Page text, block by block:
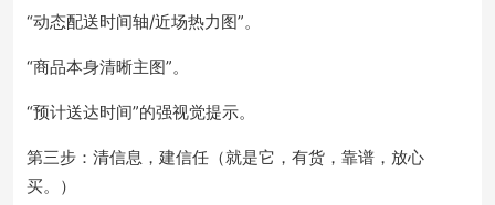
“动态配送时间轴/近场热力图”。
“商品本身清晰主图”。
“预计送达时间”的强视觉提示。
第三步：清信息，建信任（就是它，有货，靠谱，放心
买。）